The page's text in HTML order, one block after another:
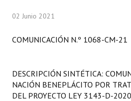
Comisiones Especiales
Programas
02 Junio 2021
COMUNICACIÓN N.º 1068-CM-21
DESCRIPCIÓN SINTÉTICA:
NACIÓN BENEPLÁCITO POR
DEL PROYECTO LEY 3143-D-2020